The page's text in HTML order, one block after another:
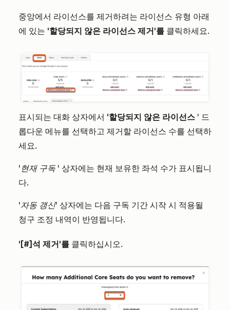
중앙에서 라이선스를 제거하려는 라이선스 유형 아래
에 있는 '할당되지 않은 라이선스 제거'를 클릭하세요.
표시되는 대화 상자에서 '할당되지 않은 라이선스 ' 드
롭다운 메뉴를 선택하고 제거할 라이선스 수를 선택하
세요.
'현재 구독 ' 상자에는 현재 보유한 좌석 수가 표시됩니
다.
'자동 갱신' 상자에는 다음 구독 기간 시작 시 적용될
청구 조정 내역이 반영됩니다.
'[#]석 제거'를 클릭하십시오.